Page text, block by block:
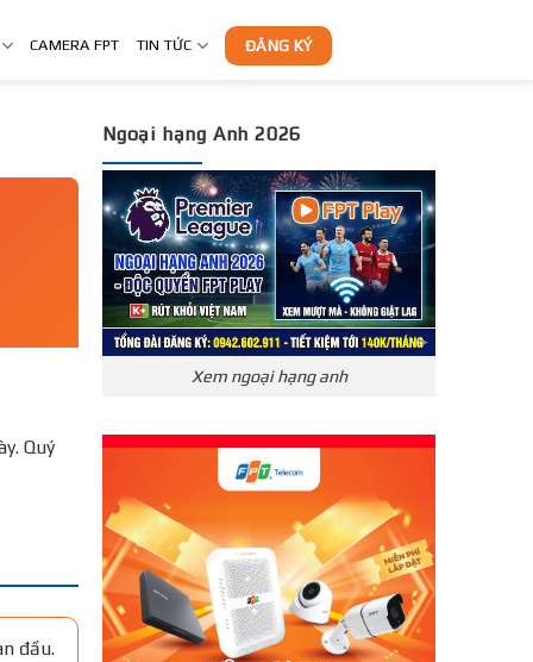
CAMERA FPT TIN TỨC ĐĂNG KÝ
Quý
đầu.
Ngoại hạng Anh 2026
Xem ngoại hạng anh